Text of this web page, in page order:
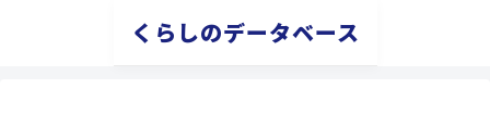
くらしのデータベース